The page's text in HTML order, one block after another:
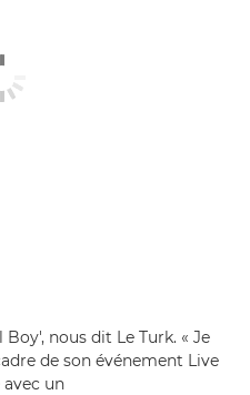
nous dit Le Turk. « Je
de son événement Live
avec un